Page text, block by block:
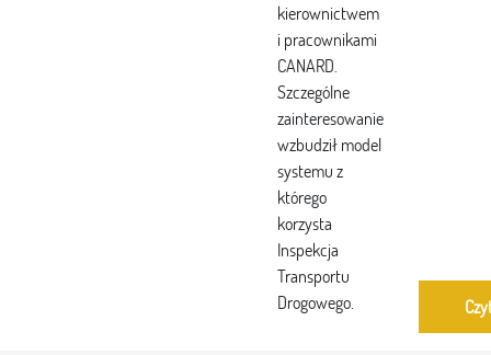
kierownictwem
i pracownikami
CANARD.
Szczególne
zainteresowanie
wzbudził model
systemu z
którego
korzysta
Inspekcja
Transportu
Drogowego.